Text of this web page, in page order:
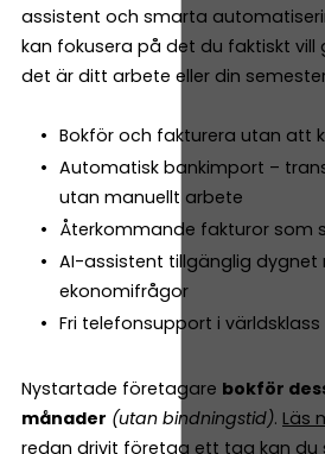
assistent och smarta
kan fokusera på det du faktiskt
det är ditt arbete eller din
Bokför och fakturera utan att
Automatisk bankimport –
utan manuellt arbete
Återkommande fakturor som
AI-assistent tillgänglig dygnet
ekonomifrågor
Fri telefonsupport i världsklass
Nystartade företagare bokför
månader (utan bindningstid). Läs
redan drivit företag ett tag kan du